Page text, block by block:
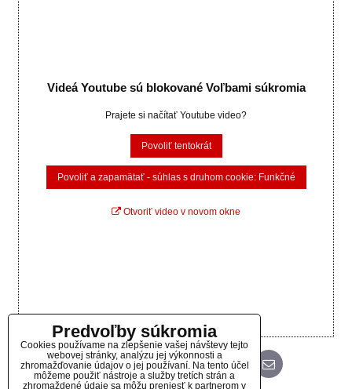
Videá Youtube sú blokované Voľbami súkromia
Prajete si načítať Youtube video?
Povoliť tentokrát
Povoliť a zapamätať - súhlas s druhom cookie: Funkčné
Otvoriť video v novom okne
FacebookTwitter Bluesky PinterestReddit LinkedIn WhatsAppE-
mail
Predvoľby súkromia
Cookies používame na zlepšenie vašej návštevy tejto
webovej stránky, analýzu jej výkonnosti a
zhromažďovanie údajov o jej používaní. Na tento účel
môžeme použiť nástroje a služby tretích strán a
zhromaždené údaje sa môžu preniesť k partnerom v